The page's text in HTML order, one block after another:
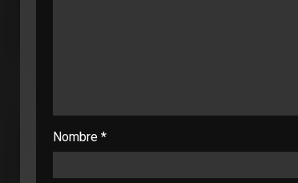
Nombre *